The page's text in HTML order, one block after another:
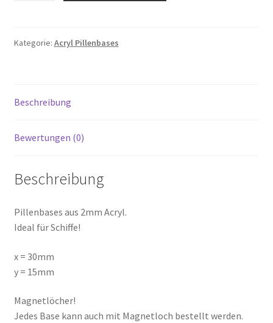
Roostermodel
Versand/Zahlungsbedingungen
Widerrufsbelehrung
Zahlungsarten
Menge
Kategorie: Acryl Pillenbases
Beschreibung
Bewertungen (0)
Beschreibung
Pillenbases aus 2mm Acryl.
Ideal für Schiffe!
x = 30mm
y = 15mm
Magnetlöcher!
Jedes Base kann auch mit Magnetloch bestellt werden.